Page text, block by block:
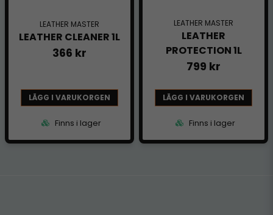
LEATHER MASTER
LEATHER CLEANER 1L
366 kr
LÄGG I VARUKORGEN
Finns i lager
LEATHER MASTER
LEATHER
PROTECTION 1L
799 kr
LÄGG I VARUKORGEN
Finns i lager